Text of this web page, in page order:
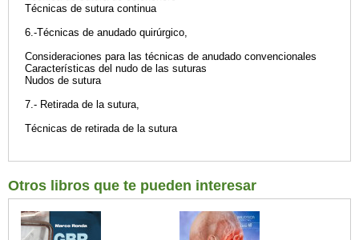
Técnicas de sutura continua
6.-Técnicas de anudado quirúrgico,
Consideraciones para las técnicas de anudado convencionales
Características del nudo de las suturas
Nudos de sutura
7.- Retirada de la sutura,
Técnicas de retirada de la sutura
Otros libros que te pueden interesar